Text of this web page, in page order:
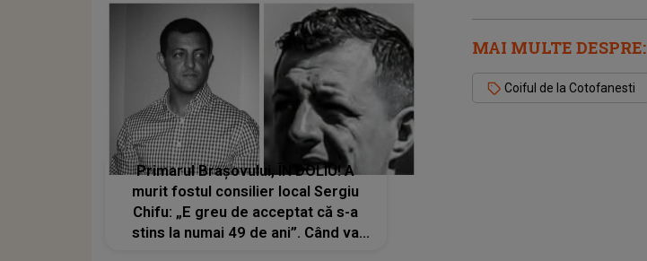
MAI MULTE DESPRE:
Coiful de la Cotofanesti
Primarul Brașovului, ÎN DOLIU! A
murit fostul consilier local Sergiu
Chifu: „E greu de acceptat că s-a
stins la numai 49 de ani”. Când va